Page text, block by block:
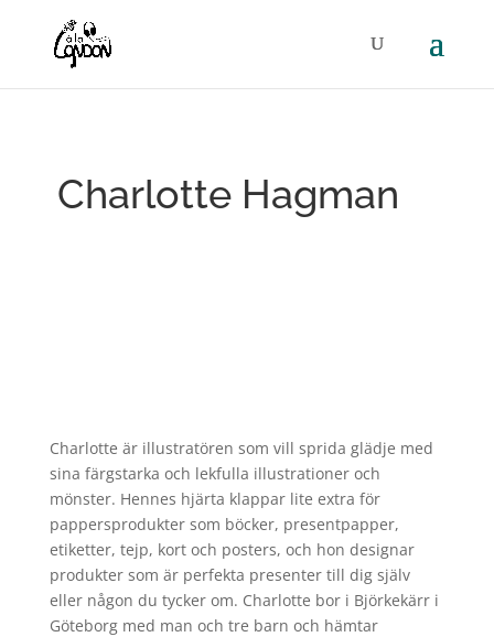
Charlotte Hagman
Charlotte är illustratören som vill sprida glädje med
sina färgstarka och lekfulla illustrationer och
mönster. Hennes hjärta klappar lite extra för
pappersprodukter som böcker, presentpapper,
etiketter, tejp, kort och posters, och hon designar
produkter som är perfekta presenter till dig själv
eller någon du tycker om. Charlotte bor i Björkekärr i
Göteborg med man och tre barn och hämtar